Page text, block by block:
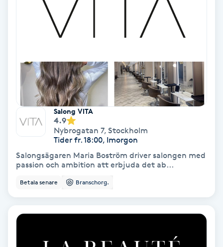
Gravidyoga
Gruppträning
Gua Sha-massage
Hatha Yoga
Healing
Herrklippning
HIFU
Hollywood Peel
Salong VITA
4.9
Nybrogatan 7, Stockholm
Tider fr. 18:00, Imorgon
Salongsägaren Maria Boström driver salongen med
passion och ambition att erbjuda det ab...
Betala senare Branschorg.